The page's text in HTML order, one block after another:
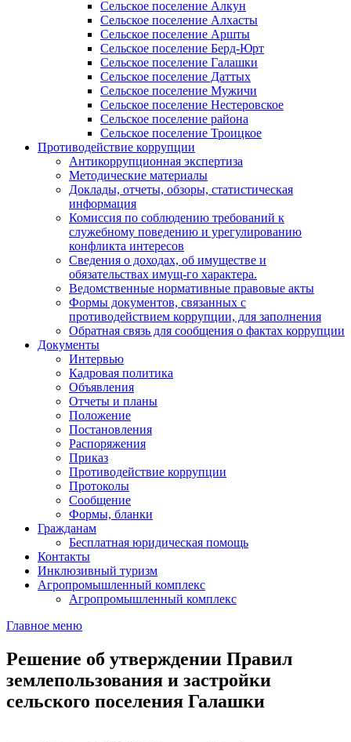
Сельское поселение Алкун
Сельское поселение Алхасты
Сельское поселение Аршты
Сельское поселение Берд-Юрт
Сельское поселение Галашки
Сельское поселение Даттых
Сельское поселение Мужичи
Сельское поселение Нестеровское
Сельское поселение района
Сельское поселение Троицкое
Противодействие коррупции
Антикоррупционная экспертиза
Методические материалы
Доклады, отчеты, обзоры, статистическая
информация
Комиссия по соблюдению требований к
служебному поведению и урегулированию
конфликта интересов
Сведения о доходах, об имуществе и
обязательствах имущ-го характера.
Ведомственные нормативные правовые акты
Формы документов, связанных с
противодействием коррупции, для заполнения
Обратная связь для сообщения о фактах коррупции
Документы
Интервью
Кадровая политика
Объявления
Отчеты и планы
Положение
Постановления
Распоряжения
Приказ
Противодействие коррупции
Протоколы
Сообщение
Формы, бланки
Гражданам
Бесплатная юридическая помощь
Контакты
Инклюзивный туризм
Агропромышленный комплекс
Агропромышленный комплекс
Главное меню
Решение об утверждении Правил
землепользования и застройки
сельского поселения Галашки